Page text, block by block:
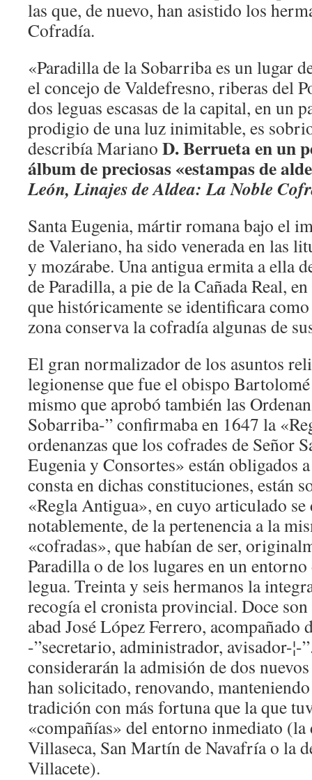
las que, de nuevo, han asistido los
Cofradía.
«Paradilla de la Sobarriba es un lugar
el concejo de Valdefresno, riberas del
dos leguas escasas de la capital, en un
prodigio de una luz inimitable, es
describía Mariano D. Berrueta en un
álbum de preciosas «estampas de
León, Linajes de Aldea: La Noble
Santa Eugenia, mártir romana bajo el
de Valeriano, ha sido venerada en las
y mozárabe. Una antigua ermita a ella
de Paradilla, a pie de la Cañada Real,
que históricamente se identificara
zona conserva la cofradía algunas de
El gran normalizador de los asuntos
legionense que fue el obispo
mismo que aprobó también las
Sobarriba-” confirmaba en 1647 la
ordenanzas que los cofrades de Señor
Eugenia y Consortes» están obligados
consta en dichas constituciones, están
«Regla Antigua», en cuyo articulado se
notablemente, de la pertenencia a la
«cofradas», que habían de ser,
Paradilla o de los lugares en un
legua. Treinta y seis hermanos la
recogía el cronista provincial. Doce
abad José López Ferrero, acompañado
-”secretario, administrador, avisador-¦-
considerarán la admisión de dos
han solicitado, renovando,
tradición con más fortuna que la que
«compañías» del entorno inmediato
Villaseca, San Martín de Navafría o la
Villacete).